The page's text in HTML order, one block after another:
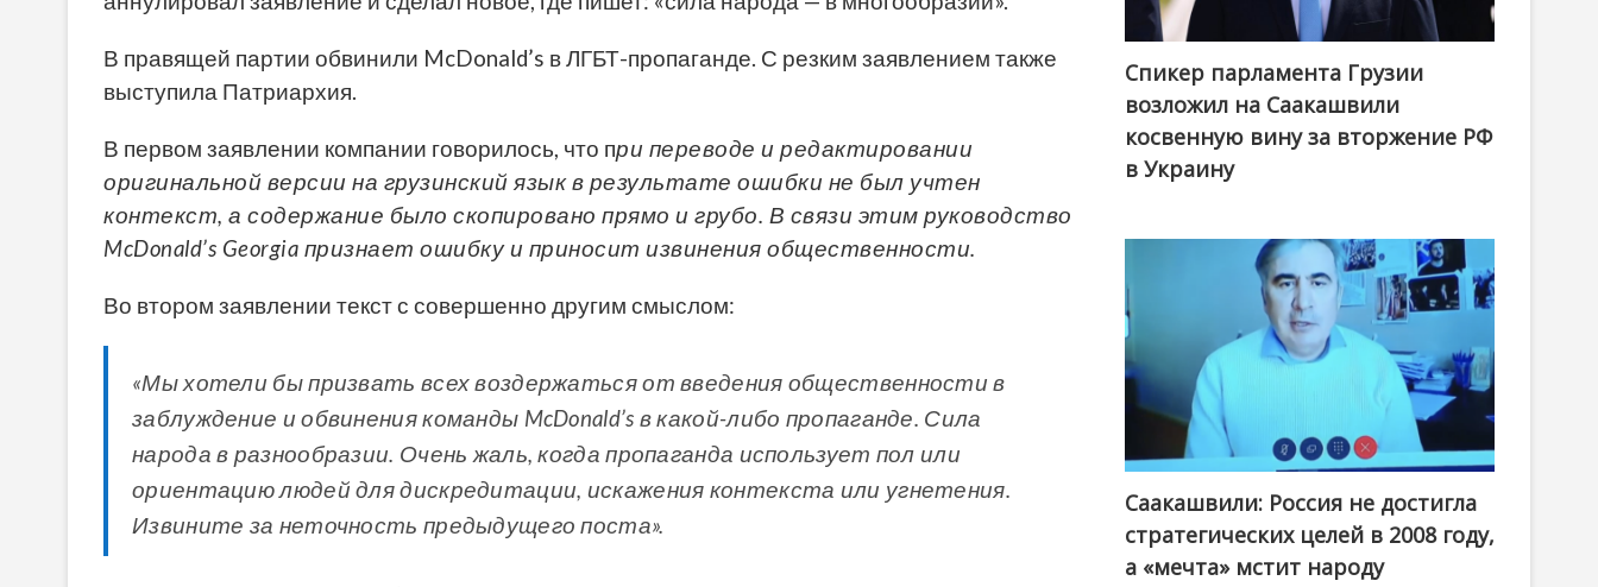
В правящей партии обвинили McDonald’s в ЛГБТ-пропаганде. С резким заявлением также
выступила Патриархия.
В первом заявлении компании говорилось, что при переводе и редактировании
оригинальной версии на грузинский язык в результате ошибки не был учтен
контекст, а содержание было скопировано прямо и грубо. В связи этим руководство
McDonald’s Georgia признает ошибку и приносит извинения общественности.
Во втором заявлении текст с совершенно другим смыслом:
«Мы хотели бы призвать всех воздержаться от введения общественности в
заблуждение и обвинения команды McDonald’s в какой-либо пропаганде. Сила
народа в разнообразии. Очень жаль, когда пропаганда использует пол или
ориентацию людей для дискредитации, искажения контекста или угнетения.
Извините за неточность предыдущего поста».
Спикер парламента Грузии
возложил на Саакашвили
косвенную вину за вторжение РФ
в Украину
Саакашвили: Россия не достигла
стратегических целей в 2008 году,
а «мечта» мстит народу